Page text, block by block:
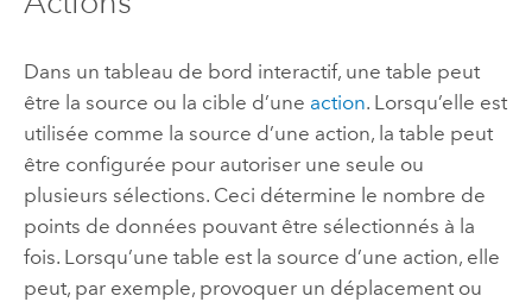
Dans un tableau de bord interactif, une table peut
être la source ou la cible d’une action. Lorsqu’elle est
utilisée comme la source d’une action, la table peut
être configurée pour autoriser une seule ou
plusieurs sélections. Ceci détermine le nombre de
points de données pouvant être sélectionnés à la
fois. Lorsqu’une table est la source d’une action, elle
peut, par exemple, provoquer un déplacement ou